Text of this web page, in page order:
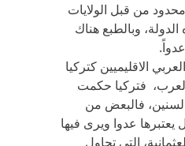
محدود من قبل الولايات
الدولة، وبالطبع هناك
الاقليميين كتركيا
فتركيا حكمت
فالبعض من
يعتبرها عدوا ويرى فيها
التي تحاول